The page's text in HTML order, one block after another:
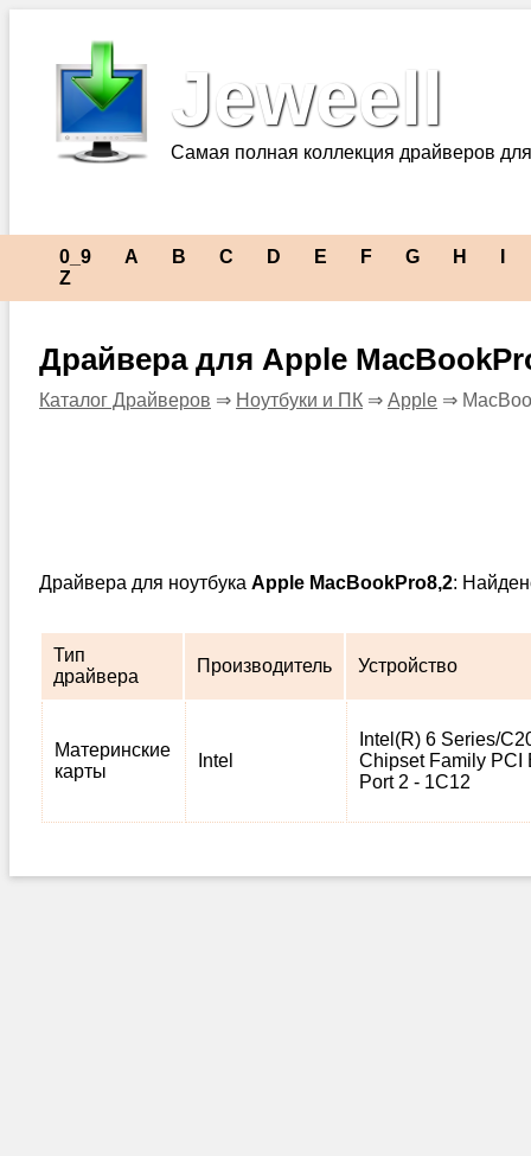
Jeweell
Самая полная коллекция драйверов
0_9 A B C D E F G H
Z
Драйвера для Apple
Каталог Драйверов ⇒ Ноутбуки и ПК ⇒ Apple ⇒
Драйвера для ноутбука Apple MacBookPro8,2:
Тип
драйвера
Производитель Устройство
Материнские
карты
Intel
Intel(R) 6 Series/
Chipset Family PCI
Port 2 - 1C12